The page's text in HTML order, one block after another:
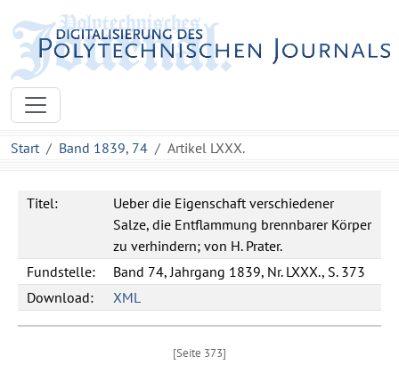
Start Band 1839, 74 Artikel LXXX.
Titel:
Ueber die Eigenschaft verschiedener
Salze, die Entflammung brennbarer Körper
zu verhindern; von H. Prater.
Fundstelle:
Band 74, Jahrgang 1839, Nr. LXXX., S. 373
Download:
XML